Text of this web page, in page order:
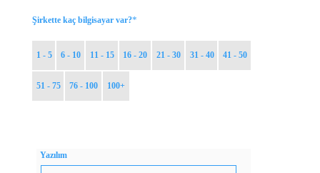
Şirkette kaç bilgisayar var?*
1 - 5 6 - 10 11 - 15 16 - 20 21 - 30 31 - 40 41 - 50
51 - 75 76 - 100 100+
Yazılım